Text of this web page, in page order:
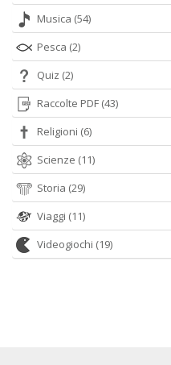
Musica (54)
Pesca (2)
Quiz (2)
Raccolte PDF (43)
Religioni (6)
Scienze (11)
Storia (29)
Viaggi (11)
Videogiochi (19)